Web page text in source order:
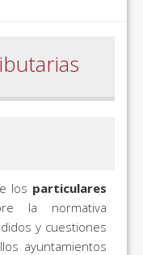
los particulares
la normativa
y cuestiones
ayuntamientos